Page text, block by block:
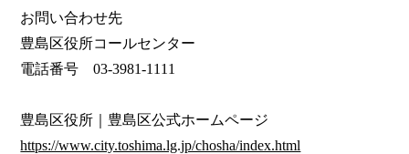
お問い合わせ先
豊島区役所コールセンター
電話番号　03-3981-1111
https://www.city.toshima.lg.jp/chosha/index.html